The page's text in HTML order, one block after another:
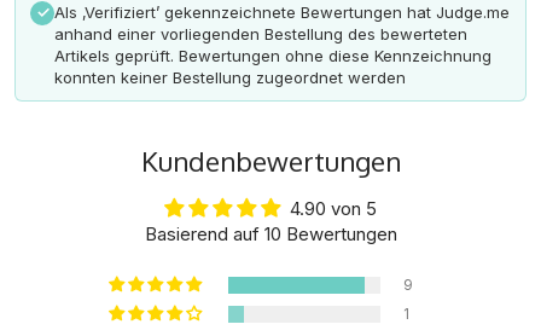
✓ Als ‚Verifiziert’ gekennzeichnete Bewertungen hat Judge.me
anhand einer vorliegenden Bestellung des bewerteten
Artikels geprüft. Bewertungen ohne diese Kennzeichnung
konnten keiner Bestellung zugeordnet werden
Kundenbewertungen
4.90 von 5
Basierend auf 10 Bewertungen
9
1